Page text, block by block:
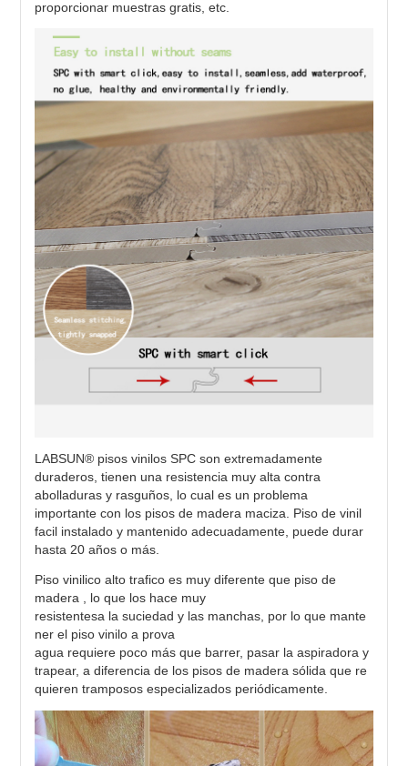
proporcionar muestras gratis, etc.
LABSUN® pisos vinilos SPC son extremadamente
duraderos, tienen una resistencia muy alta contra
abolladuras y rasguños, lo cual es un problema
importante con los pisos de madera maciza. Piso de vinil
facil instalado y mantenido adecuadamente, puede durar
hasta 20 años o más.
Piso vinilico alto trafico es muy diferente que piso de
madera , lo que los hace muy
resistentesa la suciedad y las manchas, por lo que mante
ner el piso vinilo a prova
agua requiere poco más que barrer, pasar la aspiradora y
trapear, a diferencia de los pisos de madera sólida que re
quieren tramposos especializados periódicamente.